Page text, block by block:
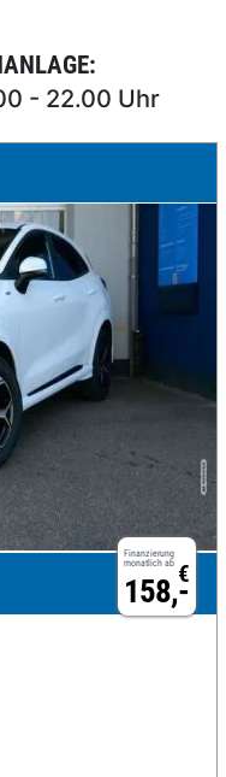
- 22.00 Uhr
Finanzierung
monatlich ab €
158,-